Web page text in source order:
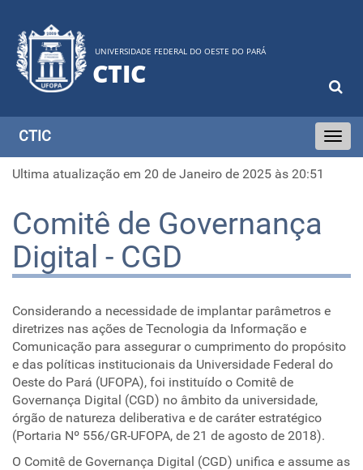
UNIVERSIDADE FEDERAL DO OESTE DO PARÁ
CTIC
Toggle
CTIC
Ultima atualização em 20 de Janeiro de 2025 às 20:51
Comitê de Governança
Digital - CGD
Considerando a necessidade de implantar parâmetros e
diretrizes nas ações de Tecnologia da Informação e
Comunicação para assegurar o cumprimento do propósito
e das políticas institucionais da Universidade Federal do
Oeste do Pará (UFOPA), foi instituído o Comitê de
Governança Digital (CGD) no âmbito da universidade,
órgão de natureza deliberativa e de caráter estratégico
(Portaria Nº 556/GR-UFOPA, de 21 de agosto de 2018).
O Comitê de Governança Digital (CGD) unifica e assume as